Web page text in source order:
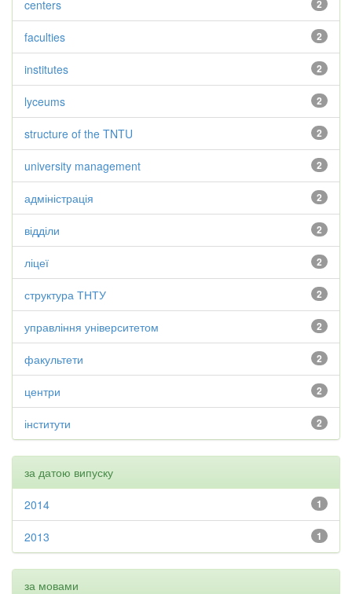
2
centers
2
faculties
2
institutes
2
lyceums
2
structure of the TNTU
2
university management
2
адміністрація
2
відділи
2
ліцеї
2
структура ТНТУ
2
управління університетом
2
факультети
2
центри
2
інститути
за датою випуску
1
2014
1
2013
за мовами